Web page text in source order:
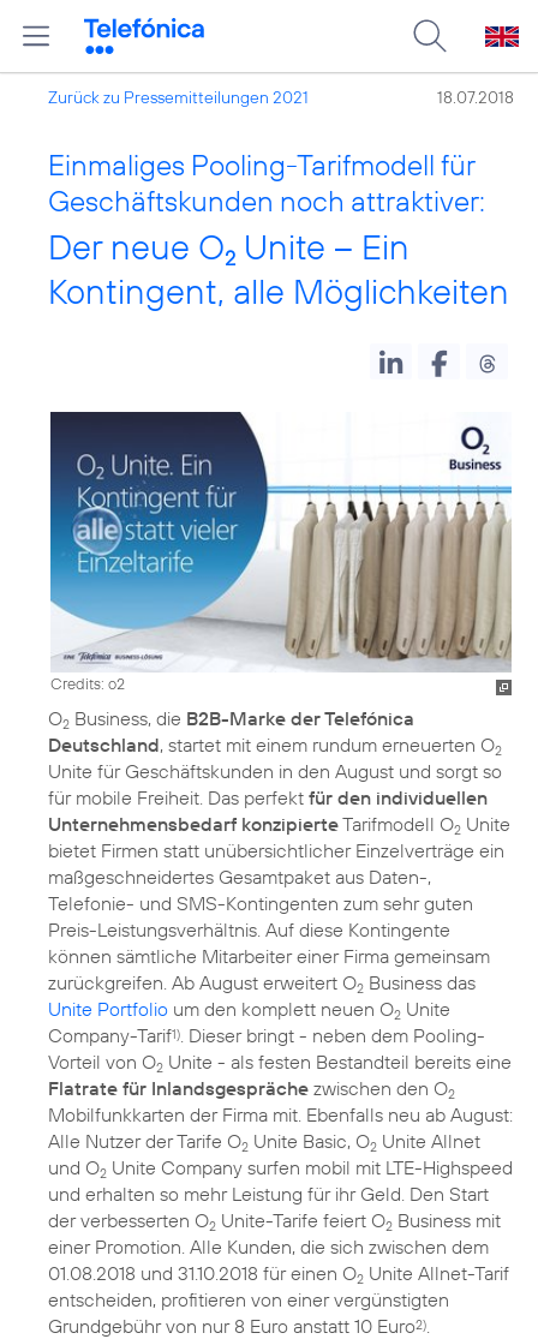
Zurück zu Pressemitteilungen 2021 18.07.2018
Einmaliges Pooling-Tarifmodell für
Geschäftskunden noch attraktiver:
Der neue O2 Unite – Ein
Kontingent, alle Möglichkeiten
Credits: o2
O2 Business, die B2B-Marke der Telefónica
Deutschland, startet mit einem rundum erneuerten O2
Unite für Geschäftskunden in den August und sorgt so
für mobile Freiheit. Das perfekt für den individuellen
Unternehmensbedarf konzipierteTarifmodell O2 Unite
bietet Firmen statt unübersichtlicher Einzelverträge ein
maßgeschneidertes Gesamtpaket aus Daten-,
Telefonie- und SMS-Kontingenten zum sehr guten
Preis-Leistungsverhältnis. Auf diese Kontingente
können sämtliche Mitarbeiter einer Firma gemeinsam
zurückgreifen. Ab August erweitert O2 Business das
Unite Portfolio um den komplett neuen O2 Unite
Company-Tarif1) . Dieser bringt - neben dem Pooling-
Vorteil von O2 Unite - als festen Bestandteil bereits eine
Flatrate für Inlandsgespräche zwischen den O2
Mobilfunkkarten der Firma mit. Ebenfalls neu ab August:
Alle Nutzer der Tarife O2 Unite Basic, O2 Unite Allnet
und O2 Unite Company surfen mobil mit LTE-Highspeed
und erhalten so mehr Leistung für ihr Geld. Den Start
der verbesserten O2 Unite-Tarife feiert O2 Business mit
einer Promotion. Alle Kunden, die sich zwischen dem
01.08.2018 und 31.10.2018 für einen O2 Unite Allnet-Tarif
entscheiden, profitieren von einer vergünstigten
Grundgebühr von nur 8 Euro anstatt 10 Euro2)